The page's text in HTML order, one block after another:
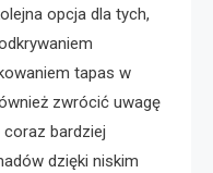
opcja dla tych,
tapas w
zwrócić uwagę
bardziej
dzięki niskim